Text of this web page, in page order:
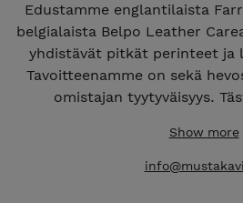
Edustamme englantilaista
belgialaista Belpo Leather
yhdistävät pitkät perinteet ja
Tavoitteenamme on sekä
omistajan tyytyväisyys.
tuotteita, joihin itse
Myös koko Premier Equine
Show more